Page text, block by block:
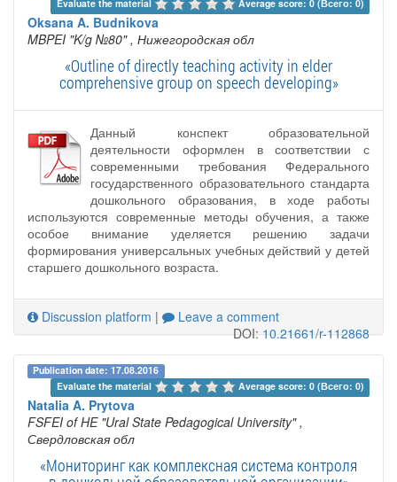
Evaluate the material
Average score: 0 (Всего: 0)
Oksana A. Budnikova
MBPEI "K/g №80" , Нижегородская обл
«Outline of directly teaching activity in elder
comprehensive group on speech developing»
Данный конспект образовательной
деятельности оформлен в соответствии с
современными требования Федерального
государственного образовательного стандарта
дошкольного образования, в ходе работы
используются современные методы обучения, а также
особое внимание уделяется решению задачи
формирования универсальных учебных действий у детей
старшего дошкольного возраста.
Discussion platform |
Leave a comment
DOI:10.21661/r-112868
Publication date: 17.08.2016
Evaluate the material
Average score: 0 (Всего: 0)
Natalia A. Prytova
FSFEI of HE "Ural State Pedagogical University" ,
Свердловская обл
«Мониторинг как комплексная система контроля